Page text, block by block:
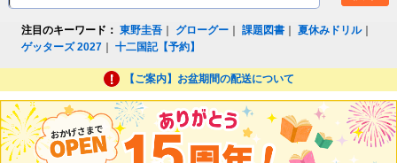
注目のキーワード： 東野圭吾 グローグー ｜課題図書 ｜夏休みドリル｜
ゲッターズ 2027 ｜十二国記【予約】
【ご案内】お盆期間の配送について